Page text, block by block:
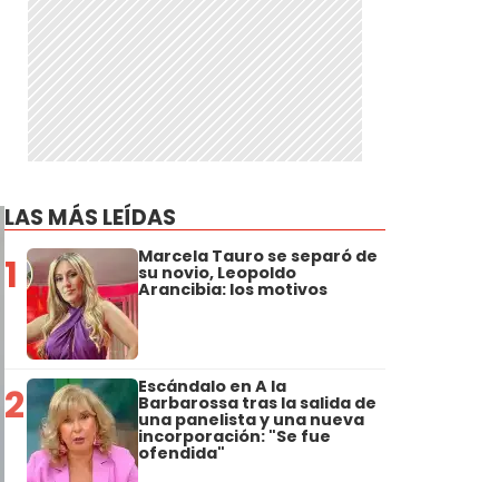
LAS MÁS LEÍDAS
1 Marcela Tauro se separó de
su novio, Leopoldo
Arancibia: los motivos
2 Escándalo en A la
Barbarossa tras la salida de
una panelista y una nueva
incorporación: "Se fue
ofendida"